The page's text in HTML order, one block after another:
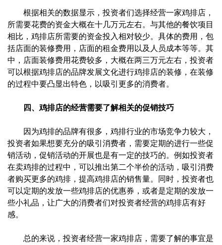
根据相关的数据显示，投资者们选择经营一家鸡排店，
所需要花费的资金大概在十几万元左右。与其他的餐饮项目
相比，鸡排店所需要的资金投入相对较少。具体的费用，包
括店面的装修费用，店面的租金费用以及人员成本等等。其
中，店面装修费用花费较多，大概在两三万元左右，投资者
可以根据鸡排店的品牌发展文化进行鸡排店的装修，在装修
的过程中要凸显出特色，以吸引更多的消费者。
四、鸡排店的经营需要了解相关的促销技巧
因为鸡排的品牌有很多，鸡排行业的市场竞争力较大，
投资者如果想要充分的吸引消费者，需要定期的进行一些促
销活动，促销活动的开展也是有一定的技巧的。例如投资者
在卖鸡排的过程中，可以推出第二个半价的活动，吸引消费
者购买更多的鸡排，提高鸡排店的销售量。同时，投资者也
可以定期的发放一些鸡排店的优惠券，或者是定期的发放一
些小礼品，让广大的消费者们对投资者经营的鸡排店有好
感。
总的来说，投资者经营一家鸡排店，需要了解的事宜是